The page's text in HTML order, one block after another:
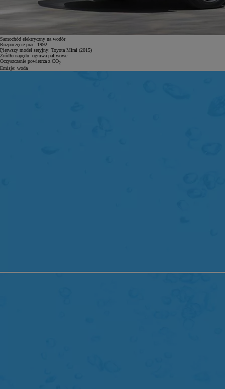
Samochód elektryczny na wodór
Rozpoczęcie prac: 1992
Pierwszy model seryjny: Toyota Mirai (2015)
Źródło napędu: ogniwa paliwowe
Oczyszczanie powietrza z CO2
Emisje: woda